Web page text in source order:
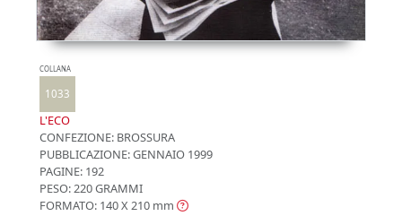
COLLANA
1033
L'ECO
CONFEZIONE: BROSSURA
PUBBLICAZIONE:GENNAIO 1999
PAGINE: 192
PESO: 220 GRAMMI
FORMATO: 140 X 210 mm